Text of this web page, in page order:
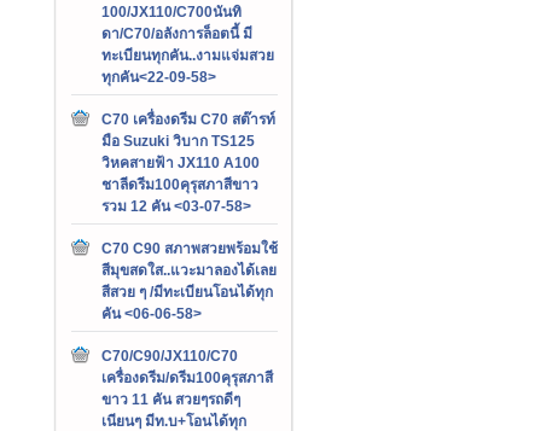
100/JX110/C700นันทิ
ดา/C70/อลังการล็อตนี้ มี
ทะเบียนทุกคัน..งามแจ่มสวย
ทุกคัน<22-09-58>
C70 เครื่องดรีม C70 สต๊ารท์
มือ Suzuki วิบาก TS125
วิหคสายฟ้า JX110 A100
ชาลีดรีม100คุรุสภาสีขาว
รวม 12 คัน <03-07-58>
C70 C90 สภาพสวยพร้อมใช้
สีมุขสดใส..แวะมาลองได้เลย
สีสวย ๆ /มีทะเบียนโอนได้ทุก
คัน <06-06-58>
C70/C90/JX110/C70
เครื่องดรีม/ดรีม100คุรุสภาสี
ขาว 11 คัน สวยๆรถดีๆ
เนียนๆ มีท.บ+โอนได้ทุก